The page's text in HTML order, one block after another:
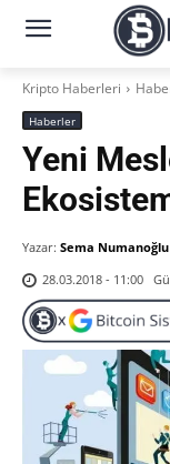
Kripto Haberleri
Haberler
Yeni
Yazar: Sema Numanoğlu
28.03.2018 - 11:00